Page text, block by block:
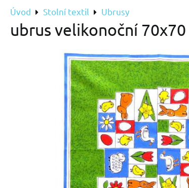
Úvod Stolní textil Ubrusy
ubrus velikonoční 70x70